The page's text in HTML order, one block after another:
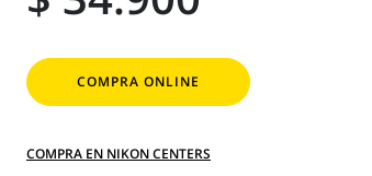
COMPRA ONLINE
COMPRA EN NIKON CENTERS